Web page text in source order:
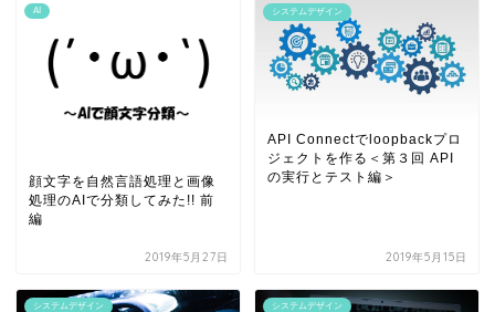
AI
顔文字を自然言語処理と画像
処理のAIで分類してみた!! 前
編
2019年5月27日
システムデザイン
API Connectでloopbackプロ
ジェクトを作る＜第３回 API
の実行とテスト編＞
2019年5月15日
システムデザイン システムデザイン